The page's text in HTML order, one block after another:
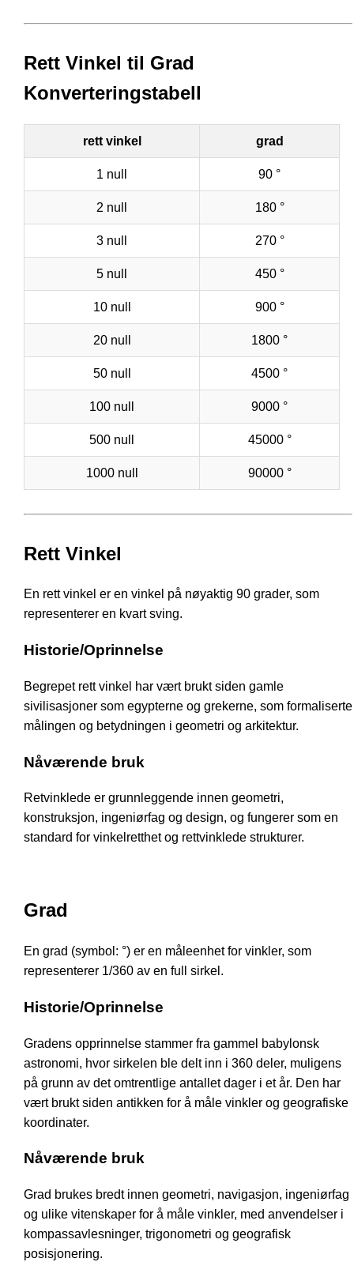
Rett Vinkel til Grad
Konverteringstabell
rett vinkel grad
1 null 90 °
2 null 180 °
3 null 270 °
5 null 450 °
10 null 900 °
20 null 1800 °
50 null 4500 °
100 null 9000 °
500 null 45000 °
1000 null 90000 °
Rett Vinkel
En rett vinkel er en vinkel på nøyaktig 90 grader, som
representerer en kvart sving.
Historie/Oprinnelse
Begrepet rett vinkel har vært brukt siden gamle
sivilisasjoner som egypterne og grekerne, som formaliserte
målingen og betydningen i geometri og arkitektur.
Nåværende bruk
Retvinklede er grunnleggende innen geometri,
konstruksjon, ingeniørfag og design, og fungerer som en
standard for vinkelretthet og rettvinklede strukturer.
Grad
En grad (symbol: °) er en måleenhet for vinkler, som
representerer 1/360 av en full sirkel.
Historie/Oprinnelse
Gradens opprinnelse stammer fra gammel babylonsk
astronomi, hvor sirkelen ble delt inn i 360 deler, muligens
på grunn av det omtrentlige antallet dager i et år. Den har
vært brukt siden antikken for å måle vinkler og geografiske
koordinater.
Nåværende bruk
Grad brukes bredt innen geometri, navigasjon, ingeniørfag
og ulike vitenskaper for å måle vinkler, med anvendelser i
kompassavlesninger, trigonometri og geografisk
posisjonering.